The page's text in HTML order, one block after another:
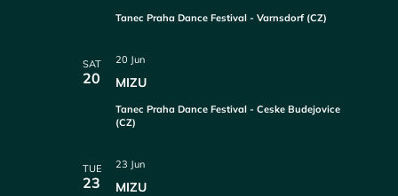
Tanec Praha Dance Festival - Varnsdorf (CZ)
SAT
20 MIZU
20 Jun
Tanec Praha Dance Festival - Ceske Budejovice
(CZ)
TUE
23 MIZU
23 Jun